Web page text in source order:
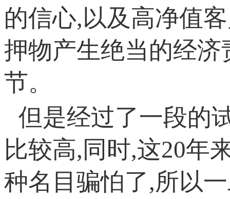
的信心,以及高净值
押物产生绝当的经
节。
但是经过了一段的
比较高,同时,这20年
种名目骗怕了,所以